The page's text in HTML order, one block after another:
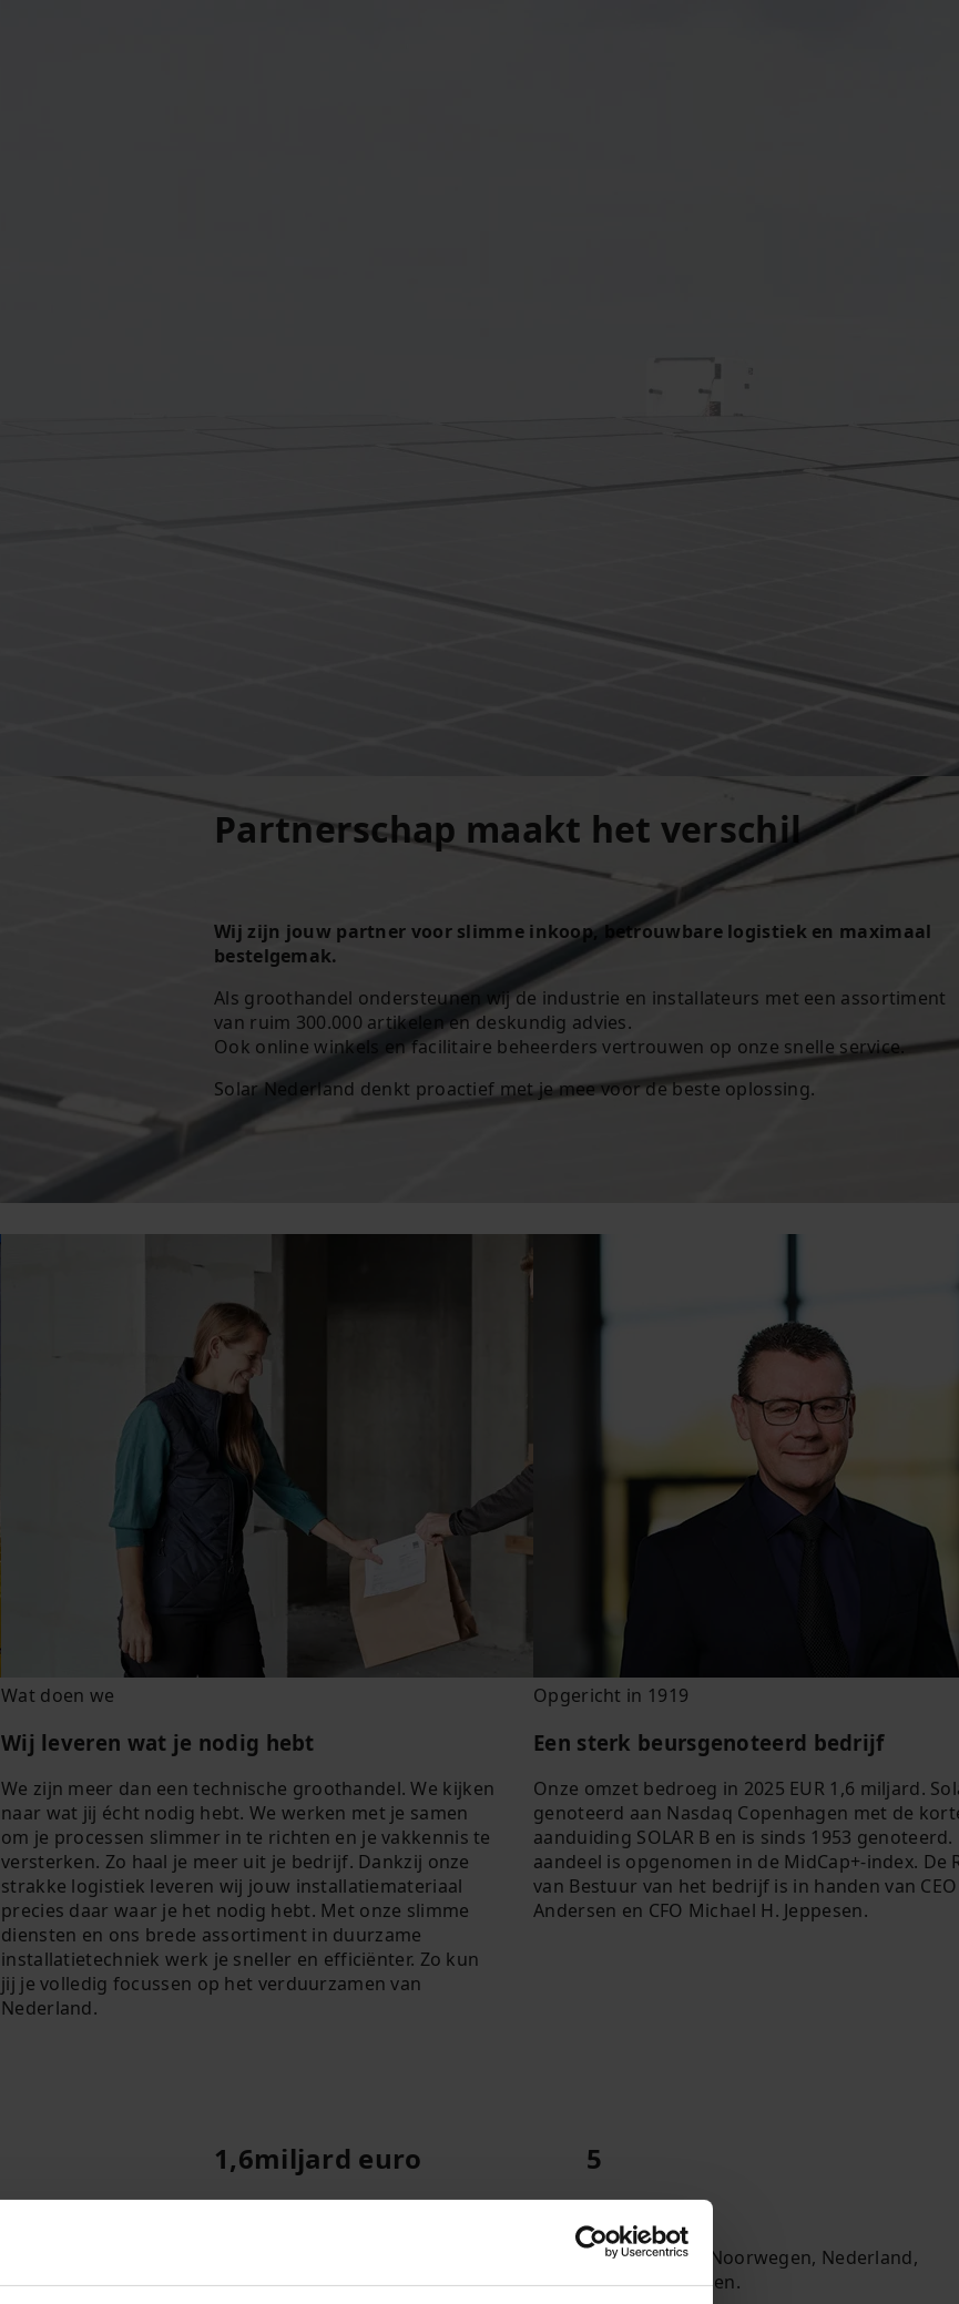
Partnerschap maakt het verschil
Wij zijn jouw partner voor slimme inkoop, betrouwbare logistiek en maximaal
bestelgemak.
Als groothandel ondersteunen wij de industrie en installateurs met een assortiment
van ruim 300.000 artikelen en deskundig advies.
Ook online winkels en facilitaire beheerders vertrouwen op onze snelle service.
Solar Nederland denkt proactief met je mee voor de beste oplossing.
Wat doen we
Wij leveren wat je nodig hebt
We zijn meer dan een technische groothandel. We kijken
naar wat jij écht nodig hebt. We werken met je samen
om je processen slimmer in te richten en je vakkennis te
versterken. Zo haal je meer uit je bedrijf. Dankzij onze
strakke logistiek leveren wij jouw installatiemateriaal
precies daar waar je het nodig hebt. Met onze slimme
diensten en ons brede assortiment in duurzame
installatietechniek werk je sneller en efficiënter. Zo kun
jij je volledig focussen op het verduurzamen van
Nederland.
Opgericht in 1919
Een sterk beursgenoteerd bedrijf
Onze omzet bedroeg in 2025 EUR 1,6 miljard.
genoteerd aan Nasdaq Copenhagen met de
aanduiding SOLAR B en is sinds 1953 genoteerd.
aandeel is opgenomen in de MidCap+-index. De
van Bestuur van het bedrijf is in handen van CEO
Andersen en CFO Michael H. Jeppesen.
1,6miljard euro 5
Denemarken, Noorwegen, Nederland,
Zweden en Polen.